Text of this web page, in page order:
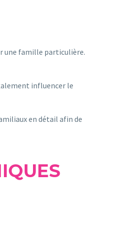
une famille particulière.
influencer le
en détail afin de